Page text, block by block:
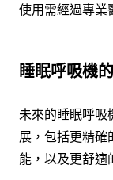
使用需經過專業
睡眠呼吸機
未來的睡眠呼吸
展，包括更精確
能，以及更舒適